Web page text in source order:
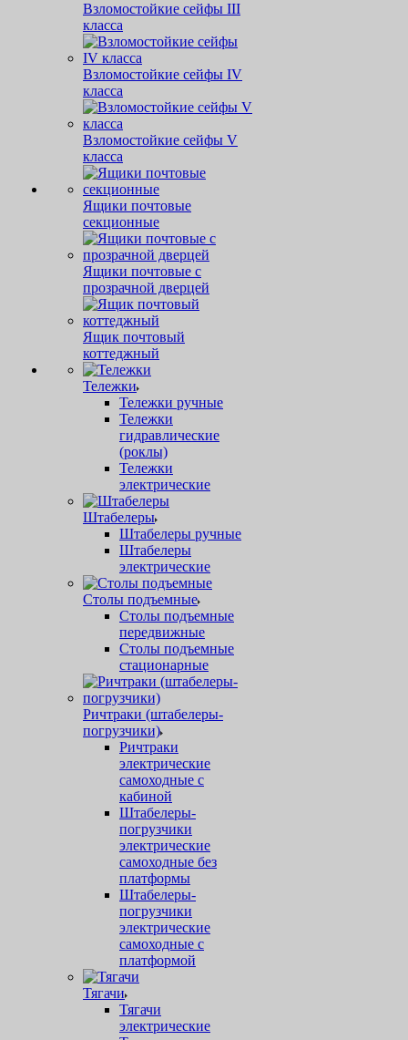
Взломостойкие сейфы III
класса
Взломостойкие сейфы IV
класса
Взломостойкие сейфы V
класса
Ящики почтовые
секционные
Ящики почтовые с
прозрачной дверцей
Ящик почтовый
коттеджный
Тележки
Тележки ручные
Тележки
гидравлические
(роклы)
Тележки
электрические
Штабелеры
Штабелеры ручные
Штабелеры
электрические
Столы подъемные
Столы подъемные
передвижные
Столы подъемные
стационарные
Ричтраки (штабелеры-
погрузчики)
Ричтраки
электрические
самоходные с
кабиной
Штабелеры-
погрузчики
электрические
самоходные без
платформы
Штабелеры-
погрузчики
электрические
самоходные с
платформой
Тягачи
Тягачи
электрические